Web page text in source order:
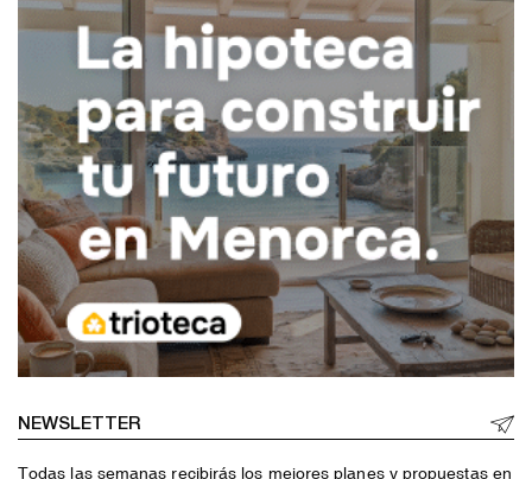
NEWSLETTER
Todas las semanas recibirás los mejores planes y propuestas en